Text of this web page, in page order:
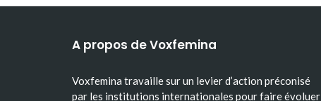
A propos de Voxfemina
Voxfemina travaille sur un levier d’action préconisé
par les institutions internationales pour faire évoluer